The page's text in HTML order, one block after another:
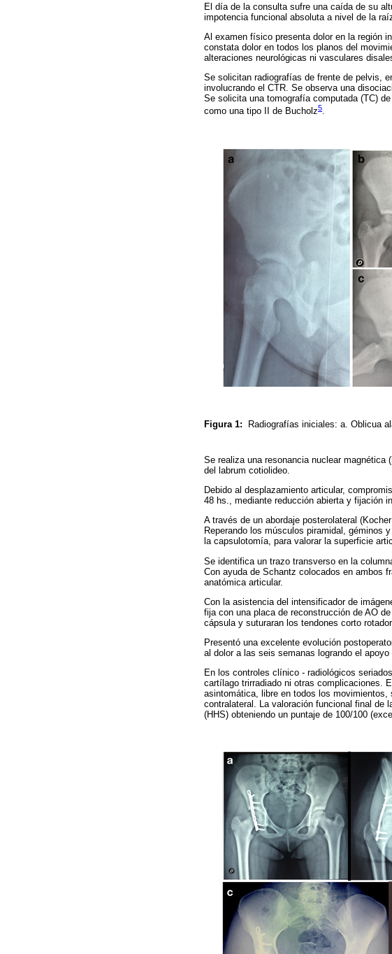
El día de la consulta sufre una caída de su
impotencia funcional absoluta a nivel de la
Al examen físico presenta dolor en la región
constata dolor en todos los planos del
alteraciones neurológicas ni vasculares
Se solicitan radiografías de frente de pelvis,
involucrando el CTR. Se observa una
Se solicita una tomografía computada (TC)
como una tipo II de Bucholz5.
Figura 1: Radiografías iniciales: a. Oblicua
Se realiza una resonancia nuclear
del labrum cotiolideo.
Debido al desplazamiento articular,
48 hs., mediante reducción abierta y fijación
A través de un abordaje posterolateral
Reperando los músculos piramidal, géminos
la capsulotomía, para valorar la superficie
Se identifica un trazo transverso en la
Con ayuda de Schantz colocados en ambos
anatómica articular.
Con la asistencia del intensificador de
fija con una placa de reconstrucción de AO
cápsula y suturaran los tendones corto
Presentó una excelente evolución
al dolor a las seis semanas logrando el
En los controles clínico - radiológicos
cartílago trirradiado ni otras complicaciones.
asintomática, libre en todos los
contralateral. La valoración funcional final de
(HHS) obteniendo un puntaje de 100/100